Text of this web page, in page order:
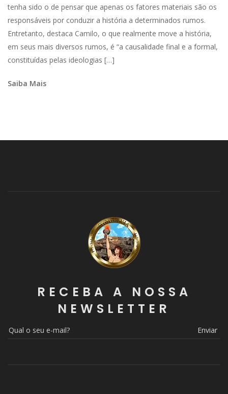
tenha sido o de pensar que apenas os fatores materiais são os
responsáveis por conduzir a história a determinados rumos.
Entretanto, destaca Camilo, o que realmente move a história,
em seus mais diversos rumos, é “a causalidade final e a formal,
constituídas pelas ideologias […]
Saiba Mais
RECEBA A NOSSA
NEWSLETTER
Enviar